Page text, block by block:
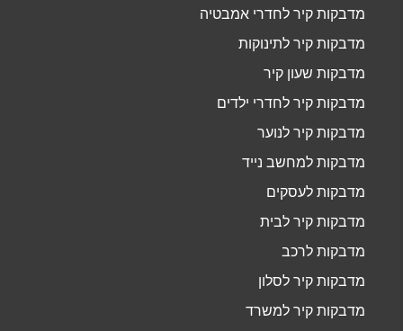
מדבקות קיר לחדרי אמבטיה
מדבקות קיר לתינוקות
מדבקות שעון קיר
מדבקות קיר לחדרי ילדים
מדבקות קיר לנוער
מדבקות למחשב נייד
מדבקות לעסקים
מדבקות קיר לבית
מדבקות לרכב
מדבקות קיר לסלון
מדבקות קיר למשרד